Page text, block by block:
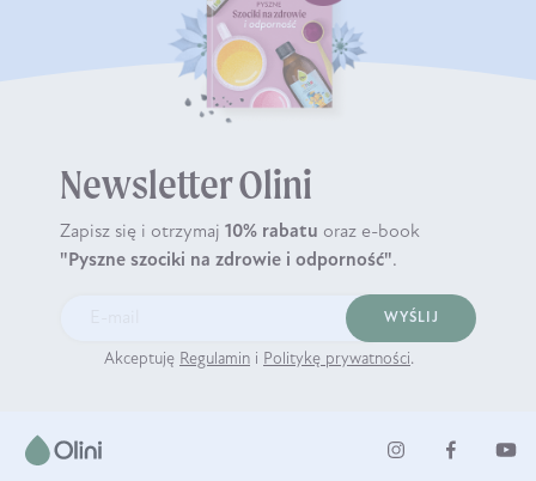
Newsletter Olini
Zapisz się i otrzymaj 10% rabatu oraz e-book
"Pyszne szociki na zdrowie i odporność".
WYŚLIJ
Akceptuję Regulamin i Politykę prywatności.